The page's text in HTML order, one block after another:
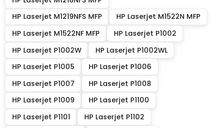
HP Laserjet M1219NFS MFP
HP Laserjet M1522N MFP
HP Laserjet M1522NF MFP
HP Laserjet P1002
HP Laserjet P1002W
HP Laserjet P1002WL
HP Laserjet P1005
HP Laserjet P1006
HP Laserjet P1007
HP Laserjet P1008
HP Laserjet P1009
HP Laserjet P1100
HP Laserjet P1101
HP Laserjet P1102